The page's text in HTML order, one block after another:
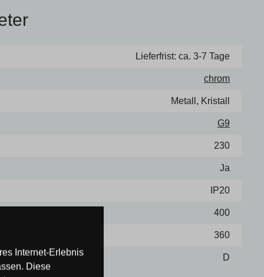
Lieferfrist: ca. 3-7 Tage
chrom
Metall, Kristall
G9
230
Ja
IP20
400
360
D
Internet-Erlebnis
Diese